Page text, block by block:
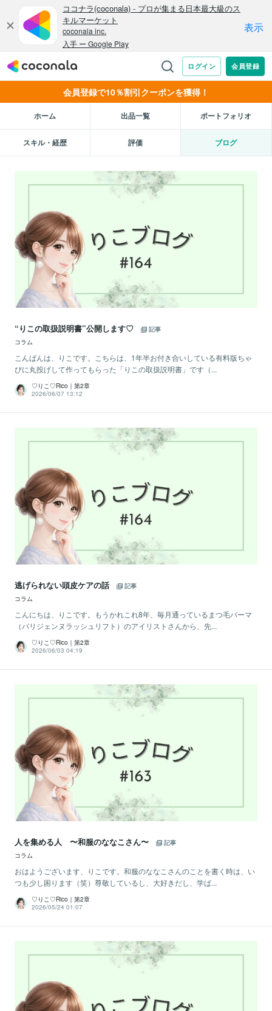
会員登録で10％割引クーポンを獲得！
ホーム 出品一覧 ポートフォリオ
スキル・経歴 評価 ブログ
“りこの取扱説明書”公開します♡
記事
コラム
こんばんは、りこです。こちらは、1年半お付き合いしている有料版ちゃ
ぴに丸投げして作ってもらった「りこの取扱説明書」です（...
♡りこ♡Rico｜第2章
2026/06/07 13:12
逃げられない頭皮ケアの話
記事
コラム
こんにちは、りこです。もうかれこれ8年、毎月通っているまつ毛パーマ
（パリジェンヌラッシュリフト）のアイリストさんから、先...
♡りこ♡Rico｜第2章
2026/06/03 04:19
人を集める人 〜和服のななこさん〜
記事
コラム
おはようございます、りこです。和服のななこさんのことを書く時は、い
つも少し困ります（笑）尊敬しているし、大好きだし、学ば...
♡りこ♡Rico｜第2章
2026/05/24 01:07